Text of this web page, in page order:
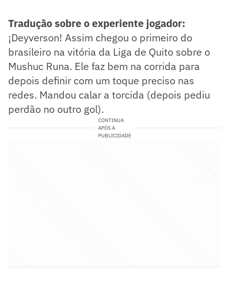
Tradução sobre o experiente jogador:
¡Deyverson! Assim chegou o primeiro do
brasileiro na vitória da Liga de Quito sobre o
Mushuc Runa. Ele faz bem na corrida para
depois definir com um toque preciso nas
redes. Mandou calar a torcida (depois pediu
perdão no outro gol).
CONTINUA
APÓS A
PUBLICIDADE